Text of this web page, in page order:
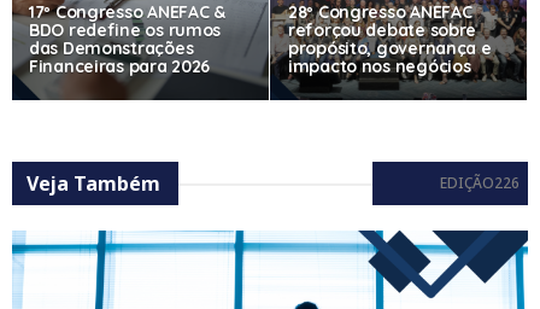
17º Congresso ANEFAC &
BDO redefine os rumos
das Demonstrações
Financeiras para 2026
28º Congresso ANEFAC
reforçou debate sobre
propósito, governança e
impacto nos negócios
Veja Também EDIÇÃO226